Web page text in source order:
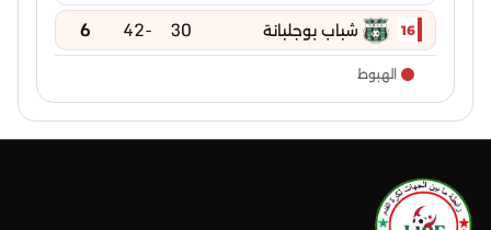
16 شباب بوجلبانة 30
-42
6
الهبوط